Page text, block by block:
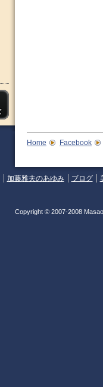
Home Facebook
加藤雅夫のあゆみ ブログ
Copyright © 2007-2008